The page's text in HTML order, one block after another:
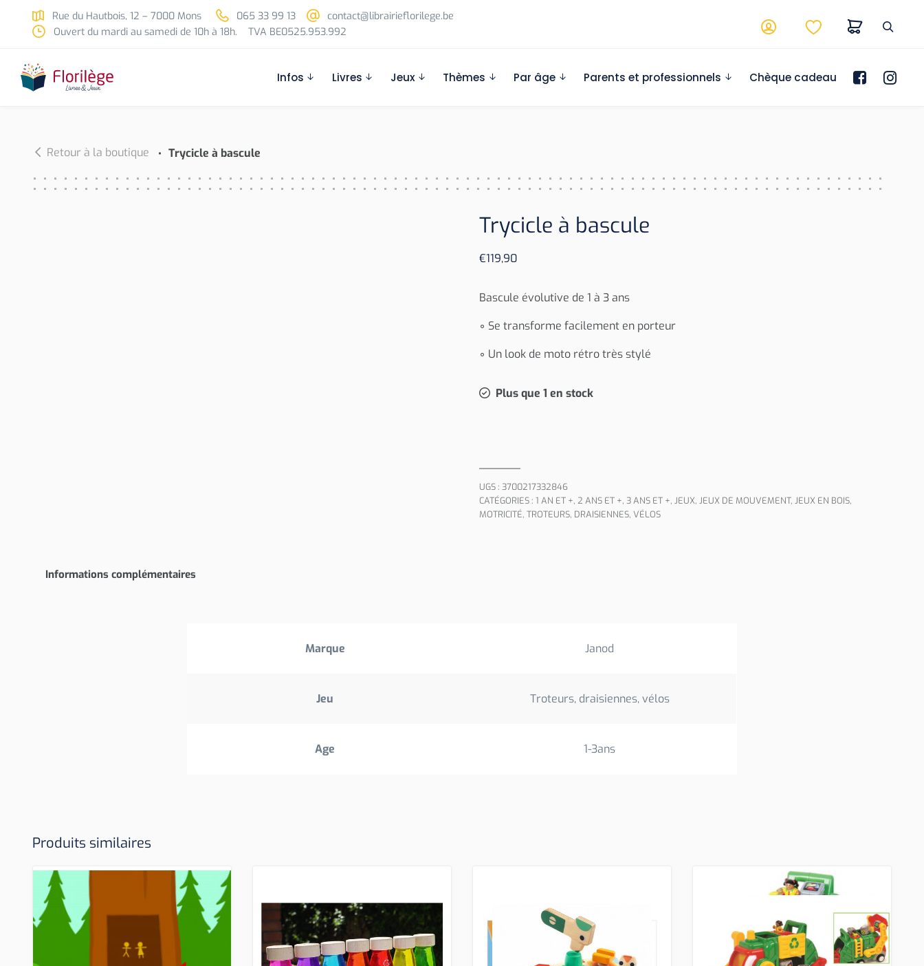
Skip to main content
Rue du Hautbois, 12 – 7000 Mons 065 33 99 13
contact@librairieflorilege.be
Ouvert du mardi au samedi de 10h à 18h.
TVA BE0525.953.992
Infos Livres Jeux Thèmes Par âge Parents et professionnels Chèque cadeau
Retour à la boutique Trycicle à bascule
Trycicle à bascule
€119,90
Bascule évolutive de 1 à 3 ans
◦ Se transforme facilement en porteur
◦ Un look de moto rétro très stylé
Plus que 1 en stock
UGS : 3700217332846
CATÉGORIES : 1 AN ET +, 2 ANS ET +, 3 ANS ET +, JEUX, JEUX DE MOUVEMENT, JEUX EN BOIS,
MOTRICITÉ, TROTEURS, DRAISIENNES, VÉLOS
Informations complémentaires
Marque Janod
Jeu Troteurs, draisiennes, vélos
Age 1-3ans
Produits similaires